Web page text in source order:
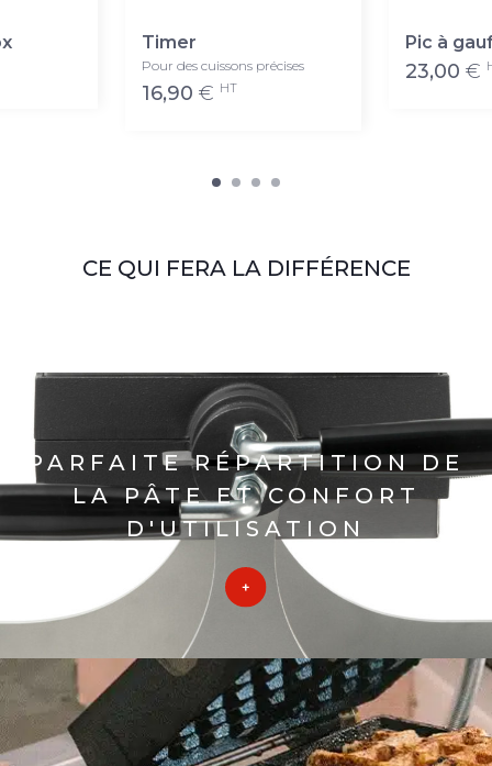
Timer
Pour des cuissons précises
16,90 € HT
Pic à
23,00 €
CE QUI FERA LA DIFFÉRENCE
PARFAITE RÉPARTITION DE
LA PÂTE ET CONFORT
D'UTILISATION